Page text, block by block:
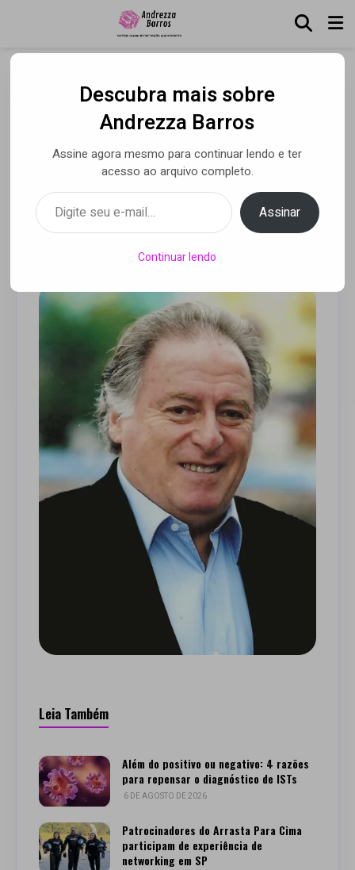
Fundador do Playcenter e
do Hopi Hari será
homenageado em live
histórica
Por Andrezza Barros • 27 jul 2020
Leia Também
Além do positivo ou negativo: 4 razões
para repensar o diagnóstico de ISTs
6 DE AGOSTO DE 2026
Patrocinadores do Arrasta Para Cima
participam de experiência de
networking em SP
Descubra mais sobre
Andrezza Barros
Assine agora mesmo para continuar lendo e ter
acesso ao arquivo completo.
Digite seu e-mail…
Assinar
Continuar lendo